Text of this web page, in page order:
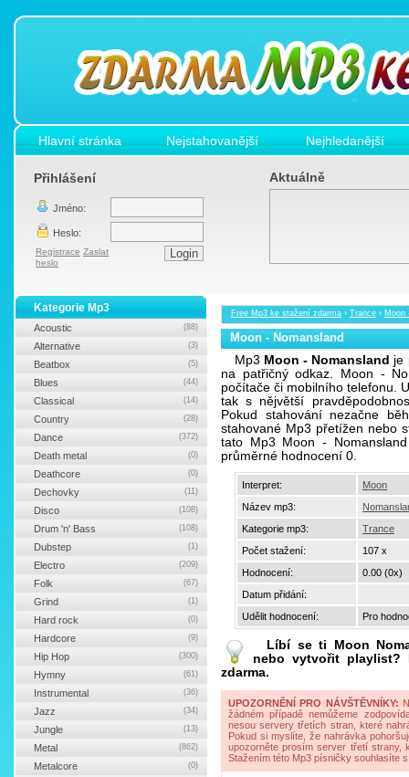
Hlavní stránka Nejstahovanější Nejhledanější
Přihlášení
Jméno:
Heslo:
Registrace Zaslat
heslo
Aktuálně
Free Mp3 ke stažení zdarma › Trance › Moon
Moon - Nomansland
Mp3 Moon - Nomansland je
na patřičný odkaz. Moon -
počítače či mobilního telefonu.
tak s nějvětší
Pokud stahování nezačne
stahované Mp3 přetížen nebo
tato Mp3 Moon -
průměrné hodnocení 0.
Interpret:
Moon
Název mp3:
Kategorie mp3:
Trance
Počet stažení:
107 x
Hodnocení:
0.00 (0x)
Datum přidání:
Udělit hodnocení:
Pro
Líbí se ti
Moon
nebo vytvořit playlist?
zdarma.
UPOZORNĚNÍ PRO NÁVŠTĚVNÍKY:
žádném případě nemůžeme
nesou servery třetích stran, které
Pokud si myslíte, že nahrávka
upozorněte prosím server třetí strany,
Stažením této Mp3 písničky souhlasíte
Kategorie Mp3
Acoustic (88)
Alternative (3)
Beatbox (5)
Blues (44)
Classical (14)
Country (28)
Dance (372)
Death metal (0)
Deathcore (0)
Dechovky (11)
Disco (108)
Drum 'n' Bass (108)
Dubstep (1)
Electro (209)
Folk (67)
Grind (1)
Hard rock (0)
Hardcore (9)
Hip Hop (300)
Hymny (61)
Instrumental (36)
Jazz (34)
Jungle (13)
Metal (862)
Metalcore (0)